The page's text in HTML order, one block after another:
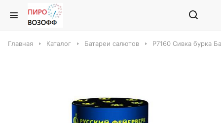
Главная Каталог Батареи салютов Р7160 Сивка бурка